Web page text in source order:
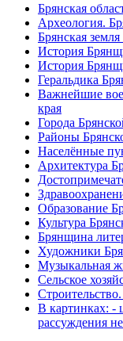
Брянская
Археология.
Брянская
История
История
Геральдика
Важнейшие
края
Города
Районы
Населённые
Архитектура
Образование
Культура
Брянщина
Художники
Музыкальная
Сельское
В картинках: -
рассуждения